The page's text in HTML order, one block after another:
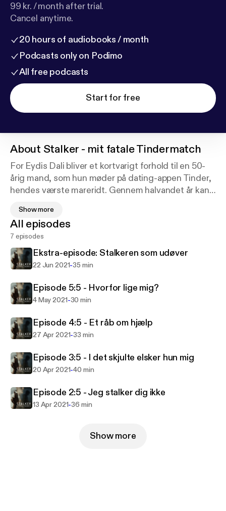
99 kr. / month after trial.
Cancel anytime.
20 hours of audiobooks / month
Podcasts only on Podimo
All free podcasts
Start for free
About Stalker - mit fatale Tindermatch
For Eydis Dali bliver et kortvarigt forhold til en 50-
årig mand, som hun møder på dating-appen Tinder,
hendes værste mareridt. Gennem halvandet år kan
manden, som vi i serien kalder Karsten, lurer om
hjørnet. På Facebook optræder han under falsk
profil. På telefonen ringer han fra ukendte numre,
og selv Eydis’ veninder og familie bliver involveret i
en grad, så Karsten ved alt om hendes gøren og
“Stalker - mit fatale Tindermatch” er en personlig
prøver at finde svaret på, hvorfor netop hun endte
som bytte.
Udsat for stalking? Få hjælp og rådgivning hos
Dansk Stalking Center på: 25 17 73 74
Tilrettelæggelse og produktion: Line Fabricius &
Anna Steen Hansen
Redaktør og speak: Silke Fensman
Musik: Peter Sejersbøl
Show more
All episodes
7 episodes
Ekstra-episode: Stalkeren som udøver
22 Jun 2021-35 min
Episode 5:5 - Hvorfor lige mig?
4 May 2021-30 min
Episode 4:5 - Et råb om hjælp
27 Apr 2021-33 min
Episode 3:5 - I det skjulte elsker hun mig
20 Apr 2021-40 min
Episode 2:5 - Jeg stalker dig ikke
13 Apr 2021-36 min
Show more